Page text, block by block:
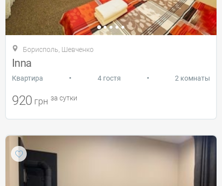
Борисполь, Шевченко
Inna
Квартира • 4 гостя • 2 комнаты
920 грн за сутки